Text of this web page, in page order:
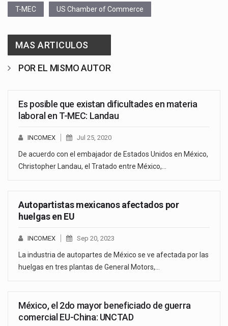
T-MEC US Chamber of Commerce
MAS ARTICULOS
POR EL MISMO AUTOR
Es posible que existan dificultades en materia
laboral en T-MEC: Landau
INCOMEX Jul 25, 2020
De acuerdo con el embajador de Estados Unidos en México,
Christopher Landau, el Tratado entre México,…
Autopartistas mexicanos afectados por
huelgas en EU
INCOMEX Sep 20, 2023
La industria de autopartes de México se ve afectada por las
huelgas en tres plantas de General Motors,…
México, el 2do mayor beneficiado de guerra
comercial EU-China: UNCTAD